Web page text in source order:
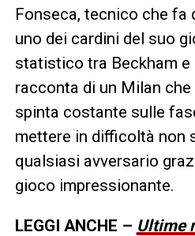
Fonseca, tecnico che fa
uno dei cardini del suo
statistico tra Beckham e
racconta di un Milan
spinta costante sulle
mettere in difficoltà non
qualsiasi avversario
gioco impressionante.
LEGGI ANCHE – Ultime